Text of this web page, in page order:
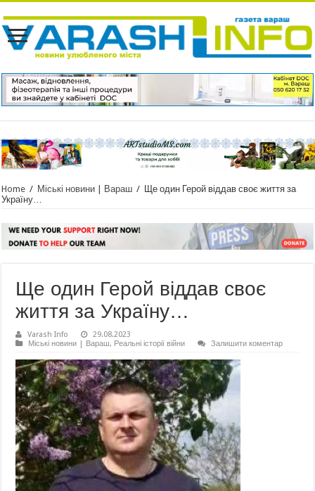
Home / Міські новини | Вараш / Ще один Герой віддав своє життя за
Україну…
Ще один Герой віддав своє
життя за Україну…
Varash Info
29.08.2023
Міські новини | Вараш, Реальні історії війни Залишити коментар